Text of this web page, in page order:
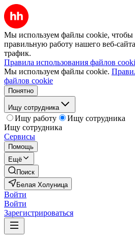
Мы используем файлы cookie, чтобы
правильную работу нашего веб-
трафик.
Правила использования файлов
Мы используем файлы cookie.
файлов cookie
Понятно
Ищу сотрудника
Ищу работу
Ищу сотрудника
Ищу сотрудника
Сервисы
Помощь
Ещё
Поиск
Белая Холуница
Войти
Войти
Зарегистрироваться